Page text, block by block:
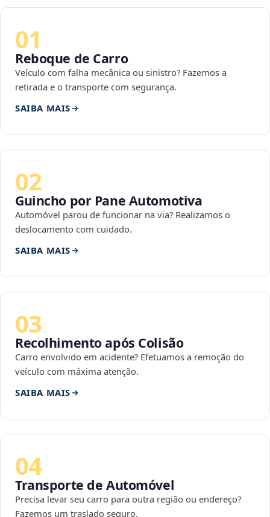
01
Reboque de Carro
Veículo com falha mecânica ou sinistro? Fazemos a
retirada e o transporte com segurança.
SAIBA MAIS
02
Guincho por Pane Automotiva
Automóvel parou de funcionar na via? Realizamos o
deslocamento com cuidado.
SAIBA MAIS
03
Recolhimento após Colisão
Carro envolvido em acidente? Efetuamos a remoção do
veículo com máxima atenção.
SAIBA MAIS
04
Transporte de Automóvel
Precisa levar seu carro para outra região ou endereço?
Fazemos um traslado seguro.